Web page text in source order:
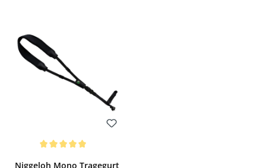
Bewerten
Niggeloh Mono Tragegurt